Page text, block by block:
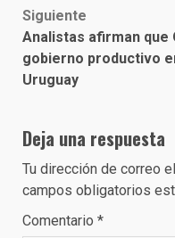
Siguiente
Analistas afirman que
gobierno productivo
Uruguay
Deja una respuesta
Tu dirección de correo
campos obligatorios
Comentario *